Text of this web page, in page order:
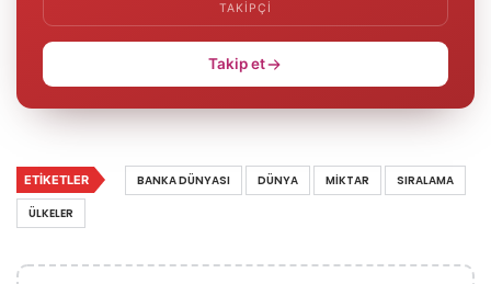
TAKIPÇI
Takip et
ETIKETLER BANKA DÜNYASI DÜNYA MIKTAR
SIRALAMA
ÜLKELER